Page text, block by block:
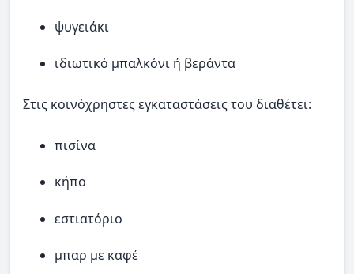
ψυγειάκι
ιδιωτικό μπαλκόνι ή βεράντα
Στις κοινόχρηστες εγκαταστάσεις του διαθέτει:
πισίνα
κήπο
εστιατόριο
μπαρ με καφέ